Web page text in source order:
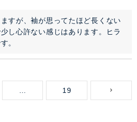
すが、袖が思ってたほど長くない
し心許ない感じはあります。ヒラ
。
19